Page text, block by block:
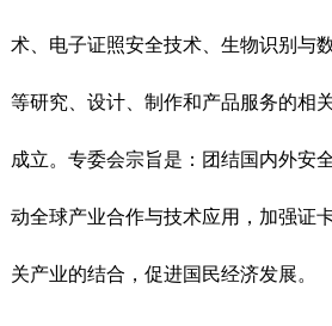
术、电子证照安全技术、生物识别与
等研究、设计、制作和产品服务的相
成立。专委会宗旨是：团结国内外安
动全球产业合作与技术应用，加强证
关产业的结合，促进国民经济发展。